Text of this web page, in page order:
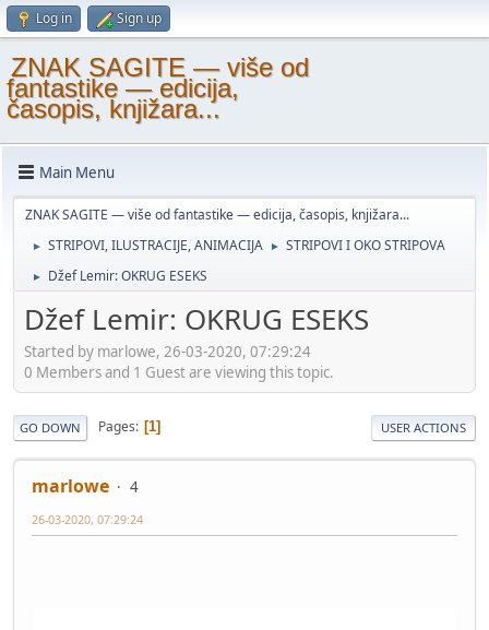
Log in Sign up
ZNAK SAGITE — više od
fantastike — edicija,
časopis, knjižara...
Main Menu
ZNAK SAGITE — više od fantastike — edicija, časopis, knjižara...
► STRIPOVI, ILUSTRACIJE, ANIMACIJA ► STRIPOVI I OKO STRIPOVA
► Džef Lemir: OKRUG ESEKS
Džef Lemir: OKRUG ESEKS
Started by marlowe, 26-03-2020, 07:29:24
0 Members and 1 Guest are viewing this topic.
GO DOWN Pages 1 USER ACTIONS
marlowe 4
26-03-2020, 07:29:24